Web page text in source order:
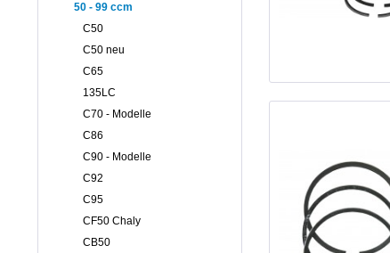
50 - 99 ccm
C50
C50 neu
C65
135LC
C70 - Modelle
C86
C90 - Modelle
C92
C95
CF50 Chaly
CB50